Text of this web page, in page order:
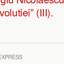
(III).